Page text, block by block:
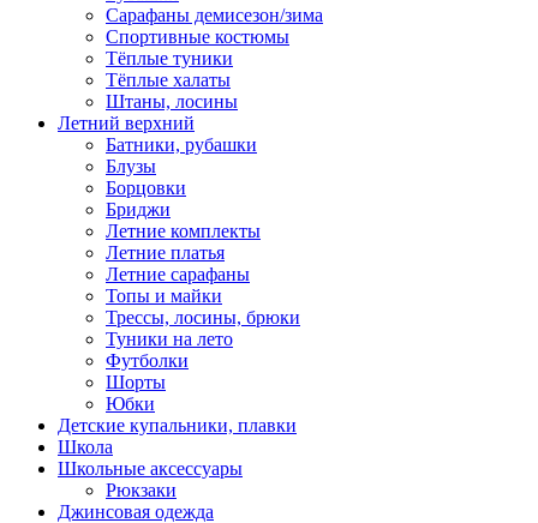
Сарафаны демисезон/зима
Спортивные костюмы
Тёплые туники
Тёплые халаты
Штаны, лосины
Летний верхний
Батники, рубашки
Блузы
Борцовки
Бриджи
Летние комплекты
Летние платья
Летние сарафаны
Топы и майки
Трессы, лосины, брюки
Туники на лето
Футболки
Шорты
Юбки
Детские купальники, плавки
Школа
Школьные аксессуары
Рюкзаки
Джинсовая одежда